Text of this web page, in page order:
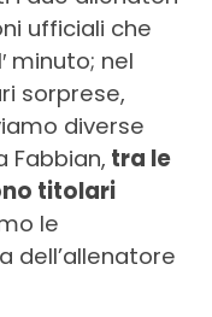
ufficiali che
minuto; nel
sorprese,
diverse
Fabbian, tra le
titolari
le
dell’allenatore